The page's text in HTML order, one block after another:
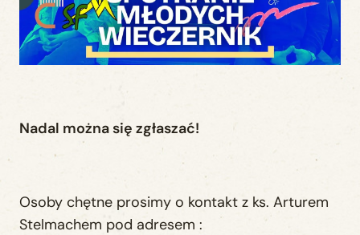
Nadal można się zgłaszać!
Osoby chętne prosimy o kontakt z ks. Arturem
Stelmachem pod adresem :